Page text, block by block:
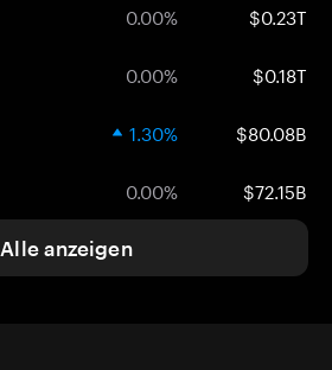
0.00% $0.23T
0.00% $0.18T
1.30% $80.08B
0.00% $72.15B
Alle anzeigen